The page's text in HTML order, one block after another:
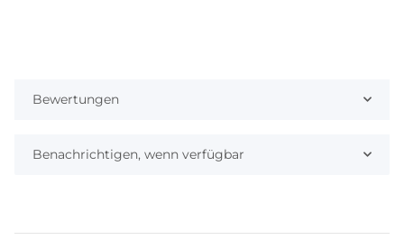
Bewertungen
Benachrichtigen, wenn verfügbar